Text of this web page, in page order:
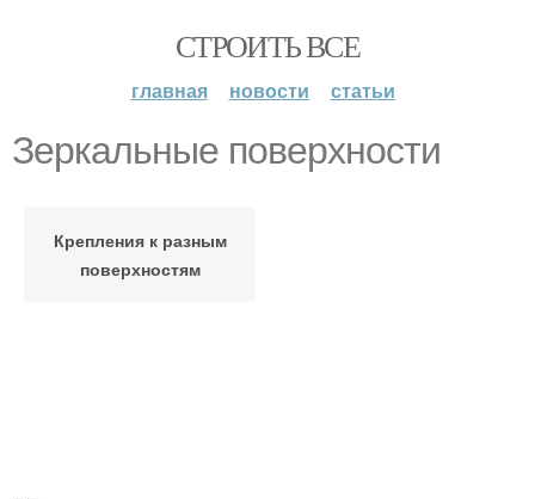
СТРОИТЬ ВСЕ
главная новости статьи
Зеркальные поверхности
Крепления к разным
поверхностям